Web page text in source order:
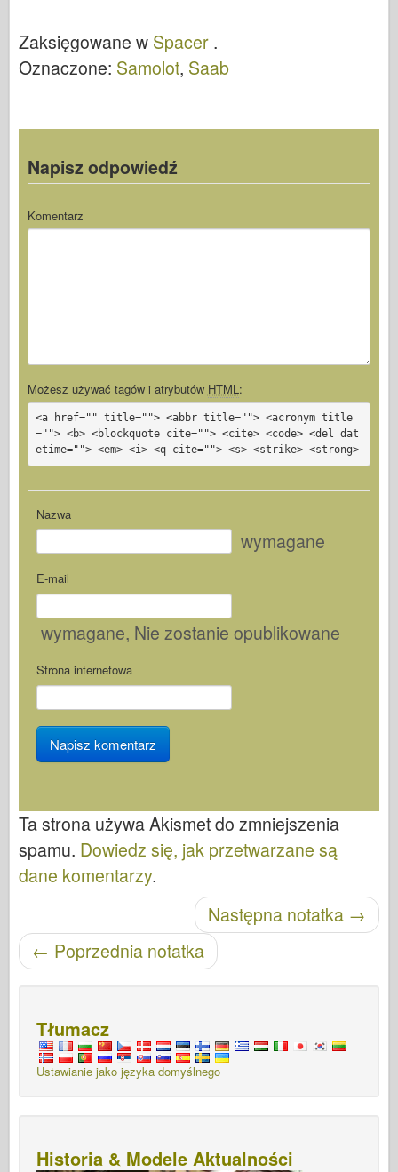
Zaksięgowane w Spacer .
Oznaczone: Samolot, Saab
Napisz odpowiedź
Komentarz
Możesz używać tagów i atrybutów HTML :
<a href="" title=""> <abbr title=""> <acronym title
=""> <b> <blockquote cite=""> <cite> <code> <del dat
etime=""> <em> <i> <q cite=""> <s> <strike> <strong>
Nazwa
wymagane
E-mail
wymagane, Nie zostanie opublikowane
Strona internetowa
Ta strona używa Akismet do zmniejszenia
spamu. Dowiedz się, jak przetwarzane są
dane komentarzy.
Następna notatka →
← Poprzednia notatka
Tłumacz
Ustawianie jako języka domyślnego
Historia & Modele Aktualności